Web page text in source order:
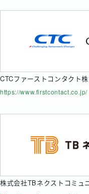
CTCファーストコンタクト
https://www.firstcontact.co.jp/
株式会社TBネクストコミュ